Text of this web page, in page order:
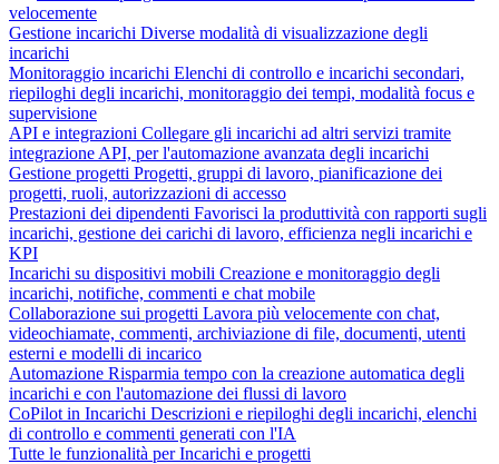
velocemente
Gestione incarichi Diverse modalità di visualizzazione degli
incarichi
Monitoraggio incarichi Elenchi di controllo e incarichi secondari,
riepiloghi degli incarichi, monitoraggio dei tempi, modalità focus e
supervisione
API e integrazioni Collegare gli incarichi ad altri servizi tramite
integrazione API, per l'automazione avanzata degli incarichi
Gestione progetti Progetti, gruppi di lavoro, pianificazione dei
progetti, ruoli, autorizzazioni di accesso
Prestazioni dei dipendenti Favorisci la produttività con rapporti sugli
incarichi, gestione dei carichi di lavoro, efficienza negli incarichi e
KPI
Incarichi su dispositivi mobili Creazione e monitoraggio degli
incarichi, notifiche, commenti e chat mobile
Collaborazione sui progetti Lavora più velocemente con chat,
videochiamate, commenti, archiviazione di file, documenti, utenti
esterni e modelli di incarico
Automazione Risparmia tempo con la creazione automatica degli
incarichi e con l'automazione dei flussi di lavoro
CoPilot in Incarichi Descrizioni e riepiloghi degli incarichi, elenchi
di controllo e commenti generati con l'IA
Tutte le funzionalità per Incarichi e progetti